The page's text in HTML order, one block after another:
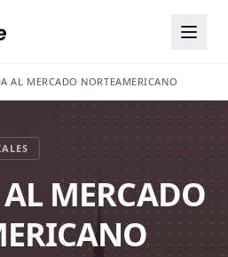
AL MERCADO NORTEAMERICANO
MERCADO